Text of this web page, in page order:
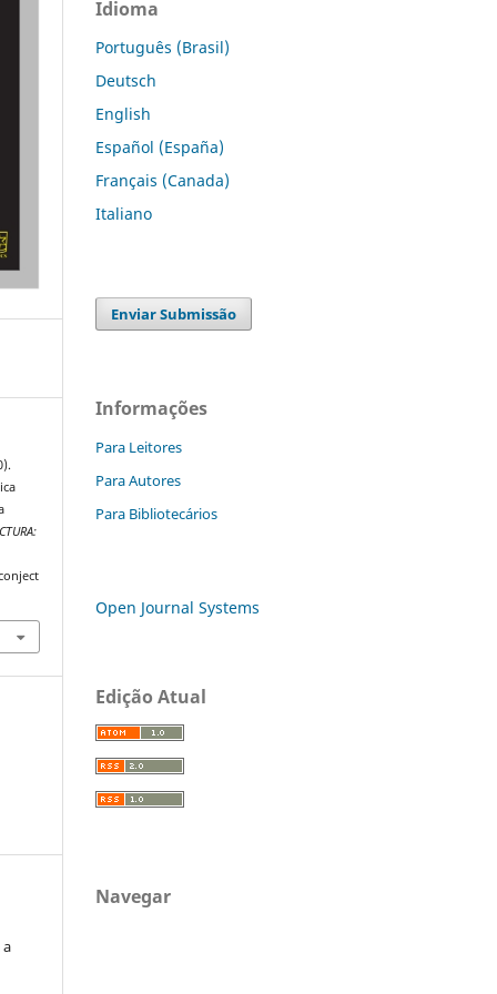
Idioma
Português (Brasil)
Deutsch
English
Español (España)
Français (Canada)
Italiano
Enviar Submissão
Informações
Para Leitores
Para Autores
Para Bibliotecários
Open Journal Systems
Edição Atual
Navegar